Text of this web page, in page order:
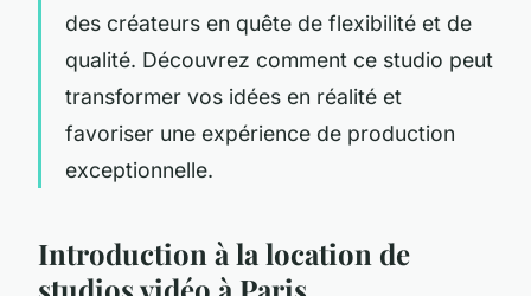
des créateurs en quête de flexibilité et de
qualité. Découvrez comment ce studio peut
transformer vos idées en réalité et
favoriser une expérience de production
exceptionnelle.
Introduction à la location de